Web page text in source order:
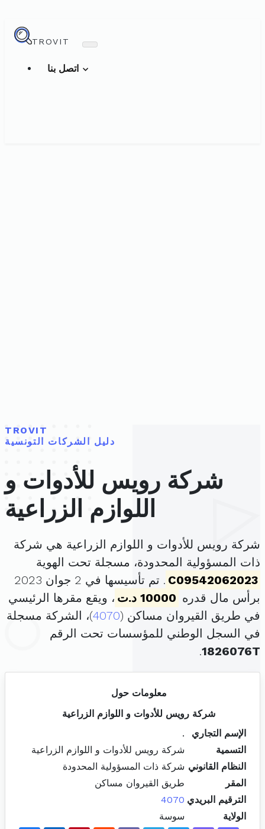
TROVIT
TROVIT
دليل الشركات التونسية
شركة رويس للأدوات و
اللوازم الزراعية
شركة رويس للأدوات و اللوازم الزراعية هي شركة
ذات المسؤولية المحدودة، مسجلة تحت الهوية
C09542062023
. تم تأسيسها في 2 جوان 2023
برأس مال قدره 10000 د.ت
، ويقع مقرها الرئيسي
في طريق القيروان مساكن (4070)، الشركة مسجلة
في السجل الوطني للمؤسسات تحت الرقم
1826076T
.
معلومات حول
شركة رويس للأدوات و اللوازم الزراعية
الإسم التجاري
.
التسمية
شركة رويس للأدوات و اللوازم الزراعية
النظام القانوني شركة ذات المسؤولية المحدودة
المقر
طريق القيروان مساكن
الترقيم البريدي 4070
الولاية
سوسة